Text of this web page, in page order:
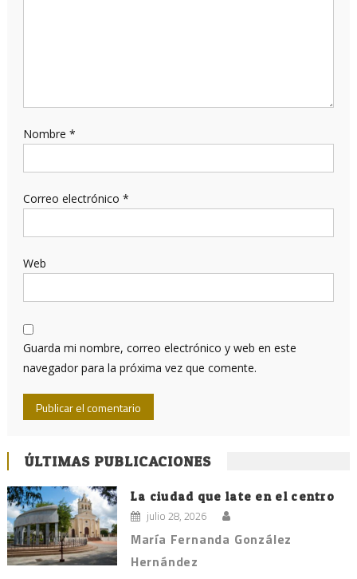
Nombre *
Correo electrónico *
Web
Guarda mi nombre, correo electrónico y web en este
navegador para la próxima vez que comente.
ÚLTIMAS PUBLICACIONES
La ciudad que late en el centro
julio 28, 2026
María Fernanda González
Hernández